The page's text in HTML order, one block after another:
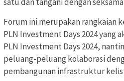
Forum ini merupakan rangkaian
PLN Investment Days 2024 yang
PLN Investment Days 2024,
peluang-peluang kolaborasi
pembangunan infrastruktur